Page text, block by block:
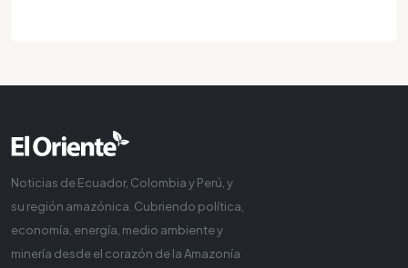
Noticias de Ecuador, Colombia y Perú, y
su región amazónica. Cubriendo política,
economía, energía, medio ambiente y
minería desde el corazón de la Amazonía